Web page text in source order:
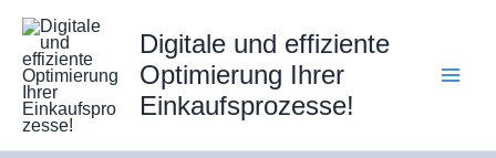
Inhalt
springen
Digitale und effiziente
Optimierung Ihrer
Einkaufsprozesse!